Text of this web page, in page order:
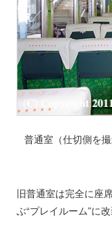
普通室（仕切側を
旧普通室は完全に座
ぶ“プレイルーム”に